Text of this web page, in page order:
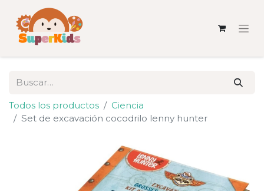
Todos los productos
Ciencia
Set de excavación cocodrilo lenny hunter